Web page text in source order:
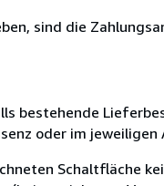
sind die
bestehende
oder im jeweiligen
Schaltfläche